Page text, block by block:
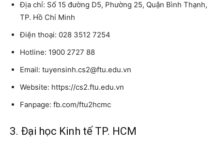
Địa chỉ: Số 15 đường D5, Phường 25, Quận Bình Thạnh,
TP. Hồ Chí Minh
Điện thoại: 028 3512 7254
Hotline: 1900 2727 88
Email: tuyensinh.cs2@ftu.edu.vn
Website: https://cs2.ftu.edu.vn
Fanpage: fb.com/ftu2hcmc
3. Đại học Kinh tế TP. HCM